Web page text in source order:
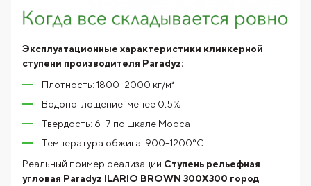
Эксплуатационные характеристики клинкерной
ступени производителя Paradyz:
Плотность: 1800–2000 кг/м³
Водопоглощение: менее 0,5%
Твердость: 6–7 по шкале Мооса
Температура обжига: 900–1200°C
Реальный пример реализации Ступень рельефная
угловая Paradyz ILARIO BROWN 300X300 город